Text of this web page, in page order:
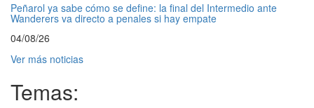
Peñarol ya sabe cómo se define: la final del Intermedio ante
Wanderers va directo a penales si hay empate
04/08/26
Ver más noticias
Temas: